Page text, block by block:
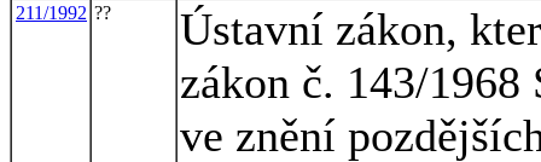
211/1992 ??
Ústavní zákon,
zákon č. 143/1968
ve znění